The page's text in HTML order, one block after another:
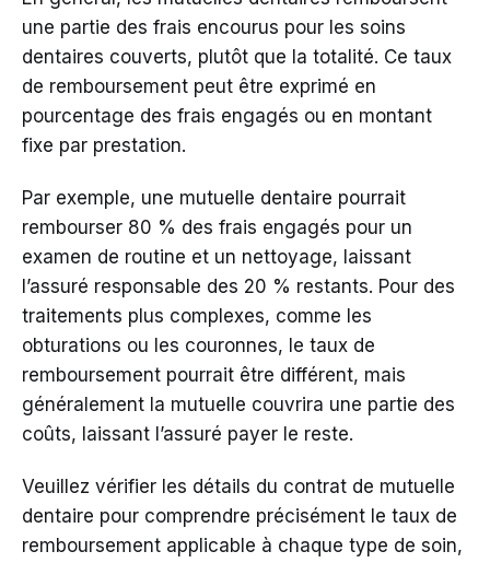
une partie des frais encourus pour les soins
dentaires couverts, plutôt que la totalité. Ce taux
de remboursement peut être exprimé en
pourcentage des frais engagés ou en montant
fixe par prestation.
Par exemple, une mutuelle dentaire pourrait
rembourser 80 % des frais engagés pour un
examen de routine et un nettoyage, laissant
l’assuré responsable des 20 % restants. Pour des
traitements plus complexes, comme les
obturations ou les couronnes, le taux de
remboursement pourrait être différent, mais
généralement la mutuelle couvrira une partie des
coûts, laissant l’assuré payer le reste.
Veuillez vérifier les détails du contrat de mutuelle
dentaire pour comprendre précisément le taux de
remboursement applicable à chaque type de soin,